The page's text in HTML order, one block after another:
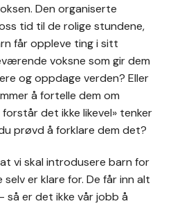
Den organiserte
tid til de rolige stundene,
får oppleve ting i sitt
voksne som gir dem
og oppdage verden? Eller
å fortelle dem om
forstår det ikke likevel» tenker
prøvd å forklare dem det?
vi skal introdusere barn for
er klare for. De får inn alt
er det ikke vår jobb å